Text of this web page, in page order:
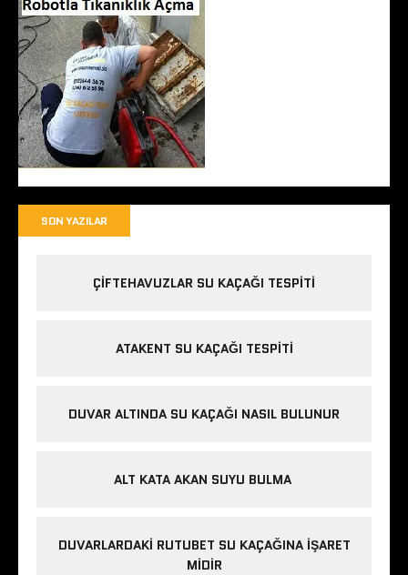
SON YAZILAR
ÇIFTEHAVUZLAR SU KAÇAĞI TESPITI
ATAKENT SU KAÇAĞI TESPITI
DUVAR ALTINDA SU KAÇAĞI NASIL BULUNUR
ALT KATA AKAN SUYU BULMA
DUVARLARDAKI RUTUBET SU KAÇAĞINA İŞARET
MIDIR